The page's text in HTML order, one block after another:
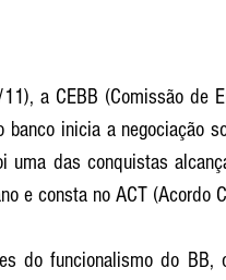
a CEBB (Comissão de
inicia a negociação
uma das conquistas
e consta no ACT (Acordo
do funcionalismo do